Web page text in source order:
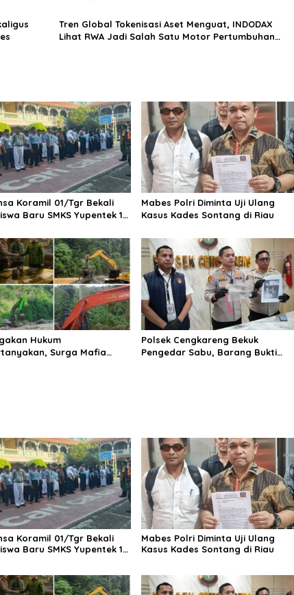
Tren Global Tokenisasi Aset Menguat, INDODAX
Lihat RWA Jadi Salah Satu Motor Pertumbuhan
Koramil 01/Tgr Bekali
Baru SMKS Yupentek 1
Mabes Polri Diminta Uji Ulang
Kasus Kades Sontang di Riau
Hukum
Surga Mafia
Polsek Cengkareng Bekuk
Pengedar Sabu, Barang Bukti
Koramil 01/Tgr Bekali
Baru SMKS Yupentek 1
Mabes Polri Diminta Uji Ulang
Kasus Kades Sontang di Riau